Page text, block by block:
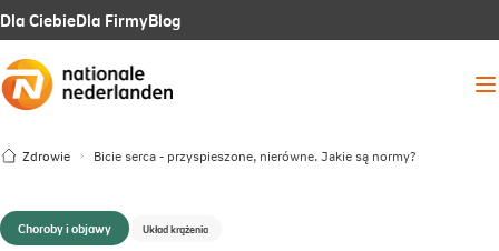
Dla CiebieLink
się
karcie
Dla FirmyLink
się
Blog
Zdrowie Bicie serca - przyspieszone, nierówne. Jakie są normy?
Choroby i objawy Układ krążenia